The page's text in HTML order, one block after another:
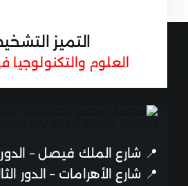
التميز
العلوم
📍 شارع الملك فيصل – الدور
📍 شارع الأهرامات – الدور